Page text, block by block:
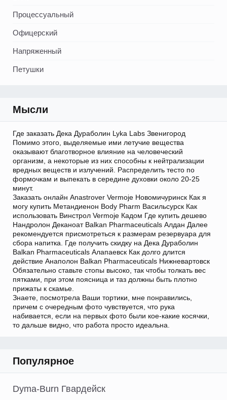
Процессуальный
Офицерский
Напряженный
Петушки
Мысли
Где заказать Дека Дураболин Lyka Labs Звенигород
Помимо этого, выделяемые ими летучие вещества
оказывают благотворное влияние на человеческий
организм, а некоторые из них способны к нейтрализации
вредных веществ и излучений. Распределить тесто по
формочкам и выпекать в середине духовки около 20-25
минут.
Заказать онлайн Anastrover Vermoje Новомичуринск Как я
могу купить Метандиенон Body Pharm Васильсурск Как
использовать Винстрол Vermoje Кадом Где купить дешево
Нандролон Деканоат Balkan Pharmaceuticals Алдан Далее
рекомендуется присмотреться к размерам резервуара для
сбора напитка. Где получить скидку на Дека Дураболин
Balkan Pharmaceuticals Алапаевск Как долго длится
действие Анаполон Balkan Pharmaceuticals Нижневартовск
Обязательно ставьте стопы высоко, так чтобы толкать вес
пятками, при этом поясница и таз должны быть плотно
прижаты к скамье.
Знаете, посмотрела Ваши тортики, мне понравились,
причем с очередным фото чувствуется, что рука
набивается, если на первых фото были кое-какие косячки,
то дальше видно, что работа просто идеальна.
Популярное
Dyma-Burn Гвардейск